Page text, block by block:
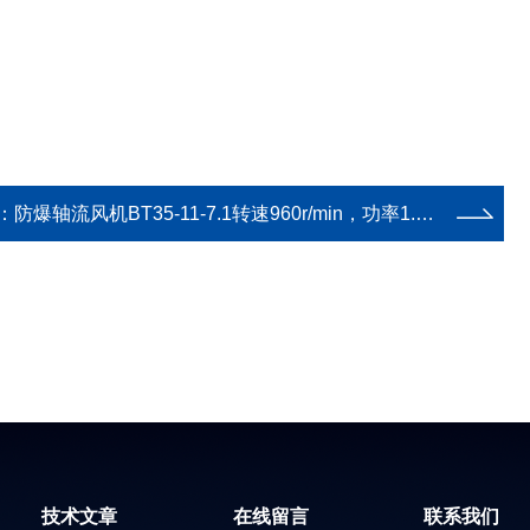
防爆轴流风机BT35-11-7.1转速960r/min，功率1.5kw
技术文章 在线留言 联系我们